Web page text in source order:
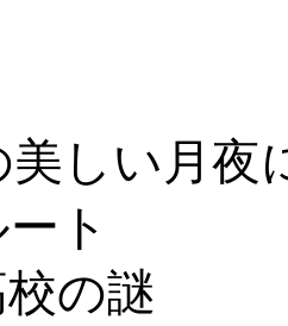
しい月夜
ト
の謎